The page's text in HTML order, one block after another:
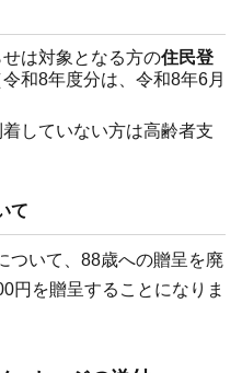
は対象となる方の住民登
和8年度分は、令和8年6月
していない方は高齢者支
て
ついて、88歳への贈呈を廃
円を贈呈することになりま